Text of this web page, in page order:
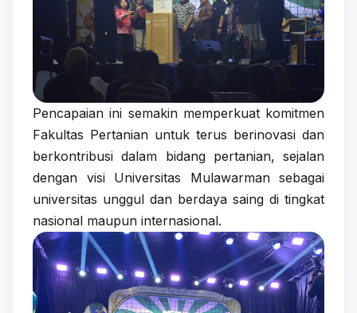
Pencapaian ini semakin memperkuat komitmen
Fakultas Pertanian untuk terus berinovasi dan
berkontribusi dalam bidang pertanian, sejalan
dengan visi Universitas Mulawarman sebagai
universitas unggul dan berdaya saing di tingkat
nasional maupun internasional.